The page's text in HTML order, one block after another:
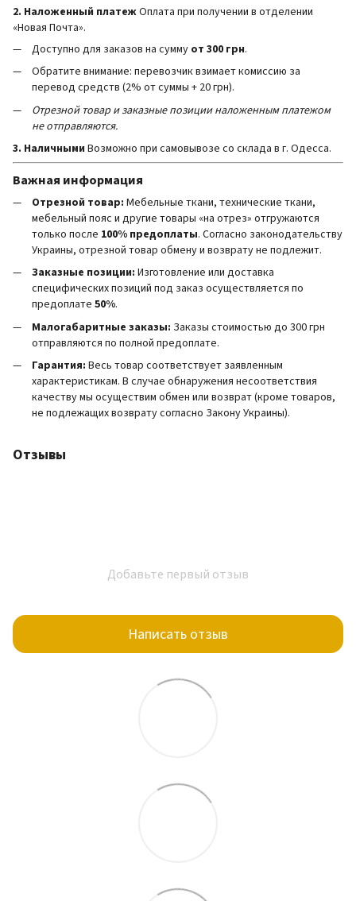
2. Наложенный платежОплата при получении в отделении
«Новая Почта».
Доступно для заказов на сумму от 300 грн.
Обратите внимание: перевозчик взимает комиссию за
перевод средств (2% от суммы + 20 грн).
Отрезной товар и заказные позиции наложенным платежом
не отправляются.
3. Наличными Возможно при самовывозе со склада в г. Одесса.
Важная информация
Отрезной товар: Мебельные ткани, технические ткани,
мебельный пояс и другие товары «на отрез» отгружаются
только после 100% предоплаты. Согласно законодательству
Украины, отрезной товар обмену и возврату не подлежит.
Заказные позиции: Изготовление или доставка
специфических позиций под заказ осуществляется по
предоплате 50%.
Малогабаритные заказы: Заказы стоимостью до 300 грн
отправляются по полной предоплате.
Гарантия: Весь товар соответствует заявленным
характеристикам. В случае обнаружения несоответствия
качеству мы осуществим обмен или возврат (кроме товаров,
не подлежащих возврату согласно Закону Украины).
Отзывы
Добавьте первый отзыв
Написать отзыв